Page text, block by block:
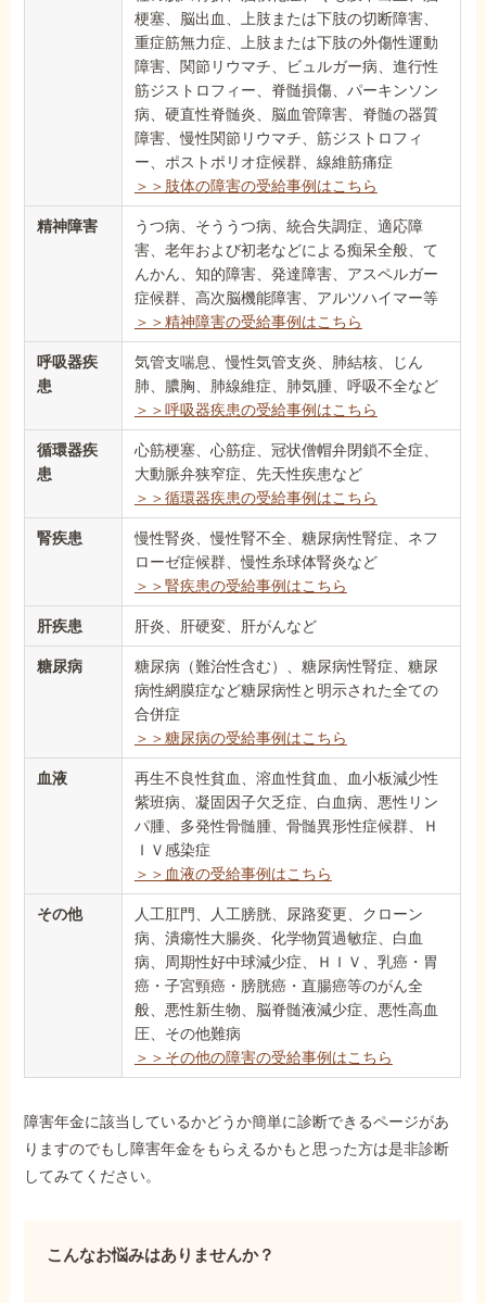
梗塞、脳出血、上肢または下肢の切断障害、
重症筋無力症、上肢または下肢の外傷性運動
障害、関節リウマチ、ビュルガー病、進行性
筋ジストロフィー、脊髄損傷、パーキンソン
病、硬直性脊髄炎、脳血管障害、脊髄の器質
障害、慢性関節リウマチ、筋ジストロフィ
ー、ポストポリオ症候群、線維筋痛症
＞＞肢体の障害の受給事例はこちら
精神障害
うつ病、そううつ病、統合失調症、適応障
害、老年および初老などによる痴呆全般、て
んかん、知的障害、発達障害、アスペルガー
症候群、高次脳機能障害、アルツハイマー等
＞＞精神障害の受給事例はこちら
呼吸器疾
患
気管支喘息、慢性気管支炎、肺結核、じん
肺、膿胸、肺線維症、肺気腫、呼吸不全など
＞＞呼吸器疾患の受給事例はこちら
循環器疾
患
心筋梗塞、心筋症、冠状僧帽弁閉鎖不全症、
大動脈弁狭窄症、先天性疾患など
＞＞循環器疾患の受給事例はこちら
腎疾患
慢性腎炎、慢性腎不全、糖尿病性腎症、ネフ
ローゼ症候群、慢性糸球体腎炎など
＞＞腎疾患の受給事例はこちら
肝疾患 肝炎、肝硬変、肝がんなど
糖尿病
糖尿病（難治性含む）、糖尿病性腎症、糖尿
病性網膜症など糖尿病性と明示された全ての
合併症
＞＞糖尿病の受給事例はこちら
血液
再生不良性貧血、溶血性貧血、血小板減少性
紫班病、凝固因子欠乏症、白血病、悪性リン
パ腫、多発性骨髄腫、骨髄異形性症候群、Ｈ
ＩＶ感染症
＞＞血液の受給事例はこちら
その他
人工肛門、人工膀胱、尿路変更、クローン
病、潰瘍性大腸炎、化学物質過敏症、白血
病、周期性好中球減少症、ＨＩＶ、乳癌・胃
癌・子宮頸癌・膀胱癌・直腸癌等のがん全
般、悪性新生物、脳脊髄液減少症、悪性高血
圧、その他難病
＞＞その他の障害の受給事例はこちら
障害年金に該当しているかどうか簡単に診断できるページがあ
りますのでもし障害年金をもらえるかもと思った方は是非診断
してみてください。
こんなお悩みはありませんか？